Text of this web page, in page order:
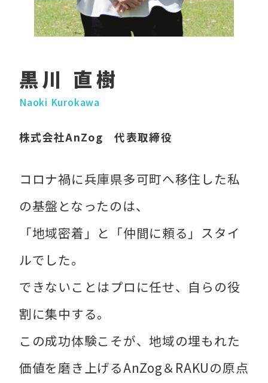
黒川 直樹
Naoki Kurokawa
株式会社AnZog 代表取締役
コロナ禍に兵庫県多可町へ移住した私
の基盤となったのは、
「地域密着」と「仲間に頼る」スタイ
ルでした。
できないことはプロに任せ、自らの役
割に集中する。
この成功体験こそが、地域の埋もれた
価値を磨き上げるAnZog＆RAKUの原点